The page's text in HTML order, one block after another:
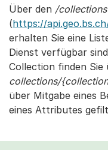
Über den /collections
(https://
erhalten Sie eine
Dienst verfügbar
Collection finden Sie
collections/
über Mitgabe eines
eines Attributes